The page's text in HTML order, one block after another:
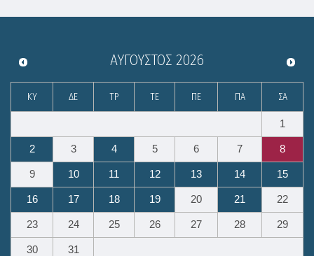
ΑΎΓΟΥΣΤΟΣ 2026
ΚΥ ΔΕ ΤΡ ΤΕ ΠΕ ΠΑ ΣΑ
1
2 3 4 5 6 7 8
9 10 11 12 13 14 15
16 17 18 19 20 21 22
23 24 25 26 27 28 29
30 31